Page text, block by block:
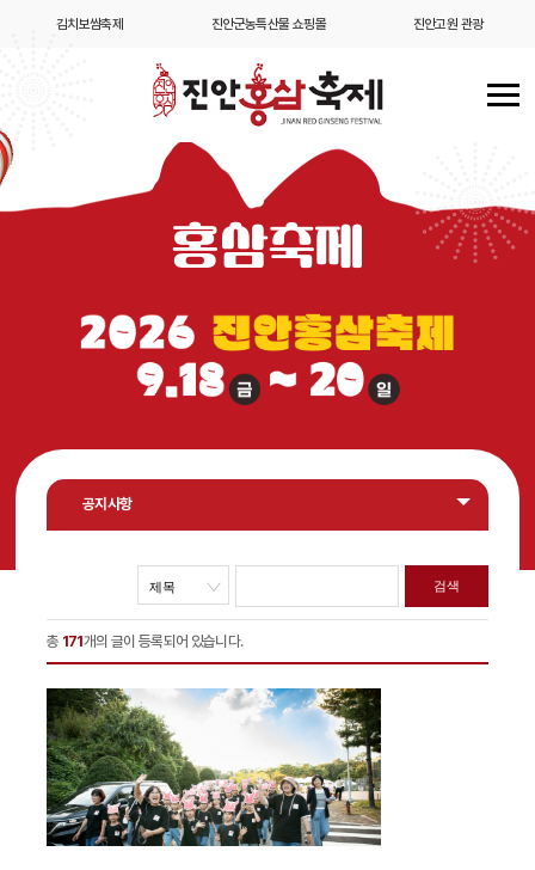
진안고원 관광 홍삼스파&홍삼빌 고로쇠 축제
홍삼축제
공지사항
총 171개의 글이 등록되어 있습니다.